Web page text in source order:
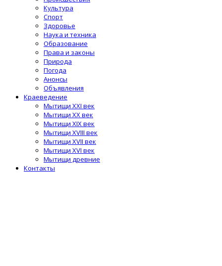
Культура
Спорт
Здоровье
Наука и техника
Образование
Права и законы
Природа
Погода
Анонсы
Объявления
Краеведение
Мытищи XXI век
Мытищи XX век
Мытищи XIX век
Мытищи XVIII век
Мытищи XVII век
Мытищи XVI век
Мытищи древние
Контакты